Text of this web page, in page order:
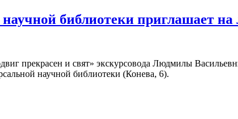
библиотеки приглашает
прекрасен и свят» экскурсовода Людмилы
научной библиотеки (Конева, 6).